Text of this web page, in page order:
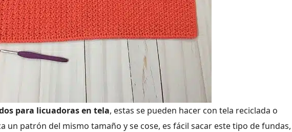
para licuadoras en tela, estas se pueden hacer con tela reciclada o
un patrón del mismo tamaño y se cose, es fácil sacar este tipo de fundas,